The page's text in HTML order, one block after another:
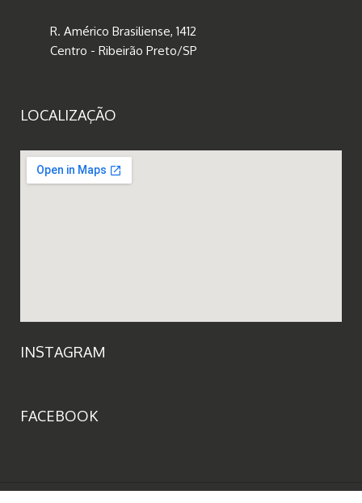
R. Américo Brasiliense, 1412
Centro - Ribeirão Preto/SP
LOCALIZAÇÃO
INSTAGRAM
FACEBOOK